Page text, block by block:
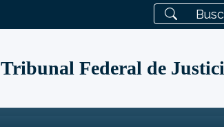
Tribunal Federal de